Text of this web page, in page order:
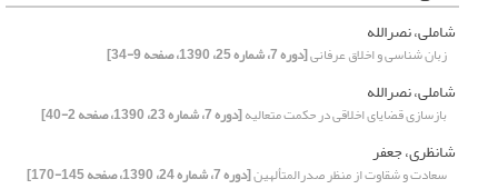
شاملی، نصرالله
زبان شناسی و اخلاق عرفانی[دوره 7، شماره 25، 1390، صفحه 9-34]
شاملی، نصرالله
بازسازی قضایای اخلاقی در حکمت متعالیه[دوره 7، شماره 23، 1390، صفحه 2-40]
شانظری، جعفر
سعادت و شقاوت از منظر صدرالمتألهین[دوره 7، شماره 24، 1390، صفحه 145-170]